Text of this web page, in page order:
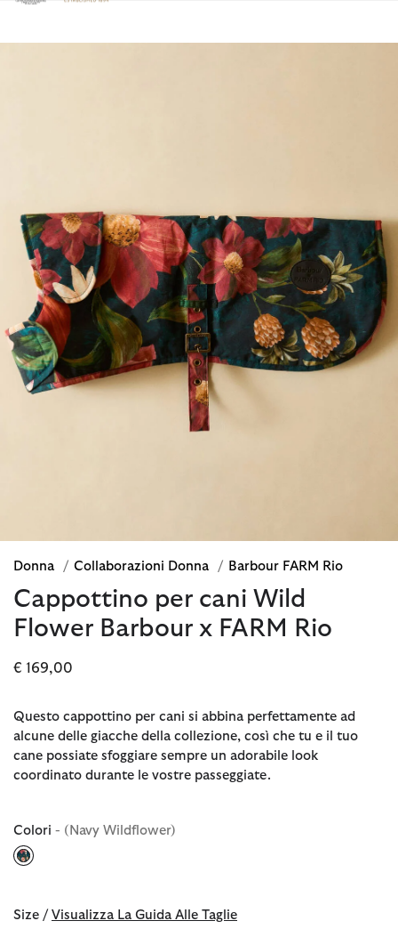
Clicca per visualizzare la nostra Dichiarazione di Accessibilità
Donna / Collaborazioni Donna / Barbour FARM Rio
Cappottino per cani Wild
Flower Barbour x FARM Rio
€ 169,00
Questo cappottino per cani si abbina perfettamente ad
alcune delle giacche della collezione, così che tu e il tuo
cane possiate sfoggiare sempre un adorabile look
coordinato durante le vostre passeggiate.
Colori - (Navy Wildflower)
Size / Visualizza La Guida Alle Taglie